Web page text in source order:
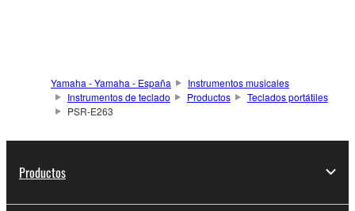
Yamaha - Yamaha - España
Instrumentos musicales
Instrumentos de teclado
Productos
Teclados portátiles
PSR-E263
Productos